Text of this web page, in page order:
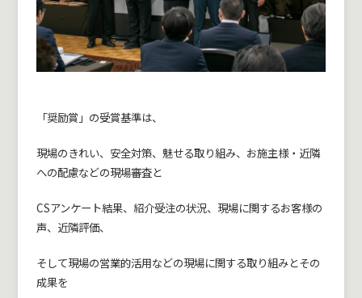
「奨励賞」の受賞基準は、
現場のきれい、安全対策、魅せる取り組み、お施主様・近隣
への配慮などの現場審査と
CSアンケート結果、紹介受注の状況、現場に関するお客様の
声、近隣評価、
そして現場の営業的活用などの現場に関する取り組みとその
成果を